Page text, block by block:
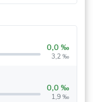
0,0 ‰
3,2 ‰
0,0 ‰
1,9 ‰